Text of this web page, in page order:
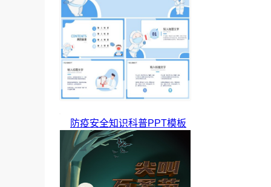
防疫安全知识科普PPT模板